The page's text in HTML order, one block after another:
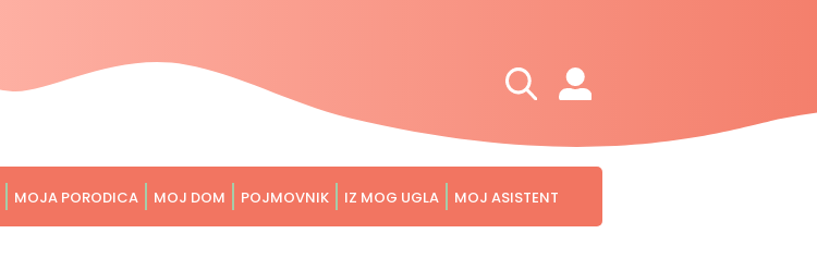
MOJA PORODICA MOJ DOM POJMOVNIK IZ MOG UGLA MOJ ASISTENT